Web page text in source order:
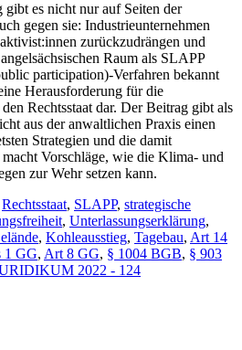
gibt es nicht nur auf Seiten der
gegen sie: Industrieunternehmen
zurückzudrängen und
Raum als SLAPP
participation)-Verfahren bekannt
Herausforderung für die
Rechtsstaat dar. Der Beitrag gibt als
aus der anwaltlichen Praxis einen
Strategien und die damit
Vorschläge, wie die Klima- und
zur Wehr setzen kann.
Rechtsstaat, SLAPP, strategische
, Unterlassungserklärung,
, Kohleausstieg, Tagebau, Art 14
1 GG, Art 8 GG, § 1004 BGB, § 903
2022 - 124